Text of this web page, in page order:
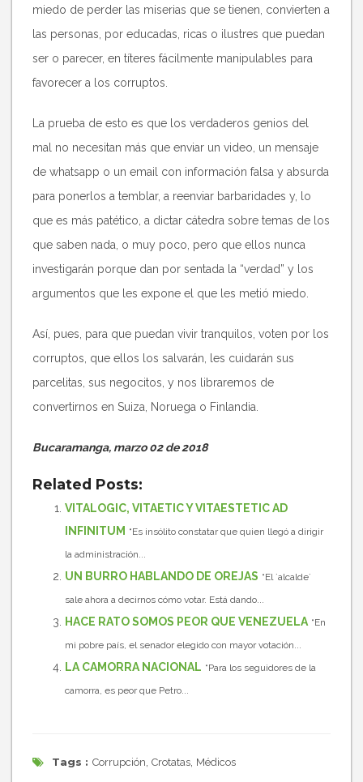
miedo de perder las miserias que se tienen, convierten a
las personas, por educadas, ricas o ilustres que puedan
ser o parecer, en títeres fácilmente manipulables para
favorecer a los corruptos.
La prueba de esto es que los verdaderos genios del
mal no necesitan más que enviar un video, un mensaje
de whatsapp o un email con información falsa y absurda
para ponerlos a temblar, a reenviar barbaridades y, lo
que es más patético, a dictar cátedra sobre temas de los
que saben nada, o muy poco, pero que ellos nunca
investigarán porque dan por sentada la “verdad” y los
argumentos que les expone el que les metió miedo.
Así, pues, para que puedan vivir tranquilos, voten por los
corruptos, que ellos los salvarán, les cuidarán sus
parcelitas, sus negocitos, y nos libraremos de
convertirnos en Suiza, Noruega o Finlandia.
Bucaramanga, marzo 02 de 2018
Related Posts:
VITALOGIC, VITAETIC Y VITAESTETIC AD
INFINITUM “Es insólito constatar que quien llegó a dirigir
la administración...
UN BURRO HABLANDO DE OREJAS “El ´alcalde´
sale ahora a decirnos cómo votar. Está dando...
HACE RATO SOMOS PEOR QUE VENEZUELA “En
mi pobre país, el senador elegido con mayor votación...
LA CAMORRA NACIONAL “Para los seguidores de la
camorra, es peor que Petro...
Tags : Corrupción Crotatas Médicos